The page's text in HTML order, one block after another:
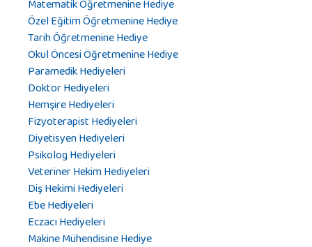
Matematik Öğretmenine Hediye
Özel Eğitim Öğretmenine Hediye
Tarih Öğretmenine Hediye
Okul Öncesi Öğretmenine Hediye
Paramedik Hediyeleri
Doktor Hediyeleri
Hemşire Hediyeleri
Fizyoterapist Hediyeleri
Diyetisyen Hediyeleri
Psikolog Hediyeleri
Veteriner Hekim Hediyeleri
Diş Hekimi Hediyeleri
Ebe Hediyeleri
Eczacı Hediyeleri
Makine Mühendisine Hediye